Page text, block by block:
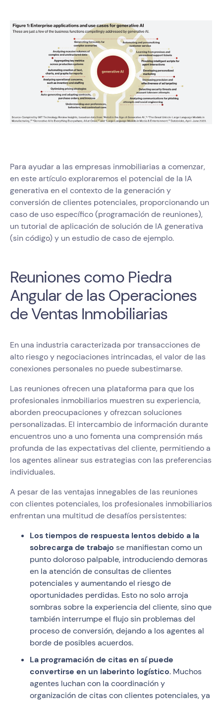
Para ayudar a las empresas inmobiliarias a comenzar,
en este artículo exploraremos el potencial de la IA
generativa en el contexto de la generación y
conversión de clientes potenciales, proporcionando un
caso de uso específico (programación de reuniones),
un tutorial de aplicación de solución de IA generativa
(sin código) y un estudio de caso de ejemplo.
Reuniones como Piedra
Angular de las Operaciones
de Ventas Inmobiliarias
En una industria caracterizada por transacciones de
alto riesgo y negociaciones intrincadas, el valor de las
conexiones personales no puede subestimarse.
Las reuniones ofrecen una plataforma para que los
profesionales inmobiliarios muestren su experiencia,
aborden preocupaciones y ofrezcan soluciones
personalizadas. El intercambio de información durante
encuentros uno a uno fomenta una comprensión más
profunda de las expectativas del cliente, permitiendo a
los agentes alinear sus estrategias con las preferencias
individuales.
A pesar de las ventajas innegables de las reuniones
con clientes potenciales, los profesionales inmobiliarios
enfrentan una multitud de desafíos persistentes:
Los tiempos de respuesta lentos debido a la
sobrecarga de trabajo se manifiestan como un
punto doloroso palpable, introduciendo demoras
en la atención de consultas de clientes
potenciales y aumentando el riesgo de
oportunidades perdidas. Esto no solo arroja
sombras sobre la experiencia del cliente, sino que
también interrumpe el flujo sin problemas del
proceso de conversión, dejando a los agentes al
borde de posibles acuerdos.
La programación de citas en sí puede
convertirse en un laberinto logístico. Muchos
agentes luchan con la coordinación y
organización de citas con clientes potenciales, ya